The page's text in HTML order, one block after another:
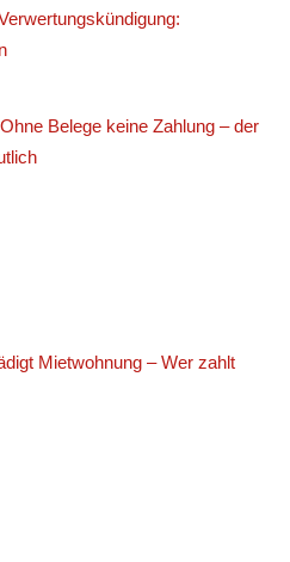
Belege keine Zahlung – der
Mietwohnung – Wer zahlt